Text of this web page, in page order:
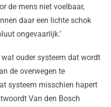
de mens niet voelbaar,
daar een lichte schok
ongevaarlijk.’
ouder systeem dat wordt
de overwegen te
systeem misschien hapert
Van den Bosch